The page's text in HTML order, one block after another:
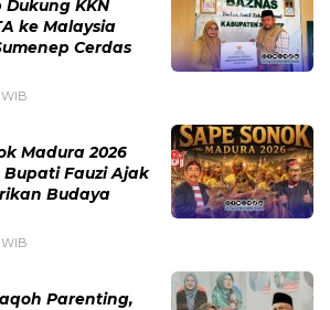
Dukung KKN
ke Malaysia
Cerdas
WIB
Madura 2026
Bupati Fauzi Ajak
Budaya
WIB
Parenting,